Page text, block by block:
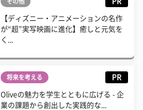
その他
【ディズニー・アニメーションの名作
が“超”実写映画に進化】癒しと元気を
く...
将来を考える PR
Oliveの魅力を学生とともに広げる - 企
業の課題から創出した実践的な...